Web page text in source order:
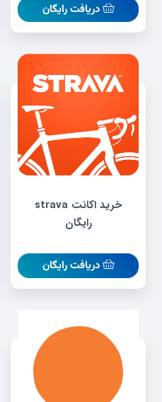
دریافت رایگان
خرید اکانت strava
رایگان
دریافت رایگان